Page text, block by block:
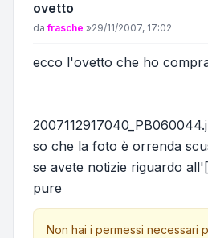
ovetto
Messaggio
dafrasche »29/11/2007, 17:02
ecco l'ovetto che ho
so che la foto è orrenda
se avete notizie riguardo
pure
Non hai i permessi necessari